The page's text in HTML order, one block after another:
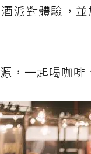
派對體驗，
，一起喝咖啡